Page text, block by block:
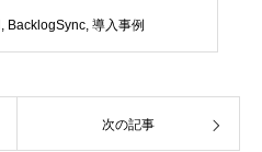
, BacklogSync, 導入事例
次の記事